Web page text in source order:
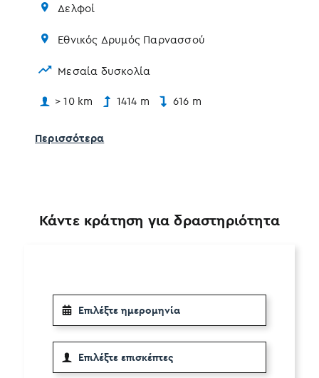
Δελφοί
Εθνικός Δρυμός Παρνασσού
Μεσαία δυσκολία
> 10 km 1414 m 616 m
Περισσότερα
Κάντε κράτηση για δραστηριότητα